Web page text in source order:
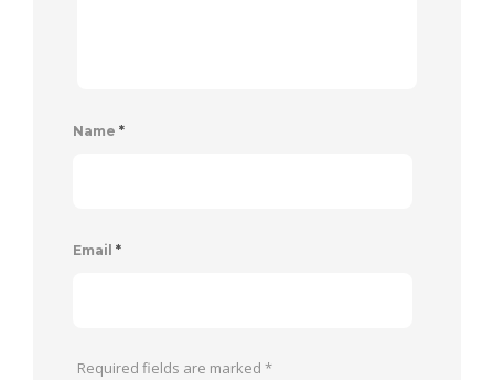
Name *
Email *
Required fields are marked *